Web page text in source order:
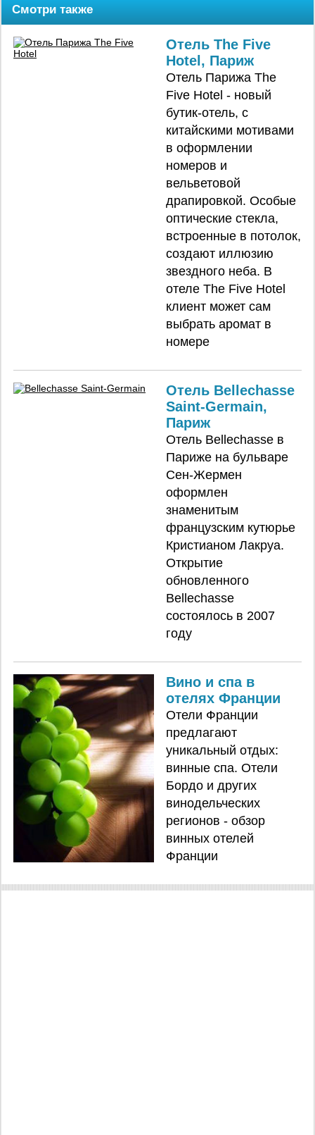
Смотри также
Отель The Five
Hotel, Париж
Отель Парижа The
Five Hotel - новый
бутик-отель, с
китайскими мотивами
в оформлении
номеров и
вельветовой
драпировкой. Особые
оптические стекла,
встроенные в потолок,
создают иллюзию
звездного неба. В
отеле The Five Hotel
клиент может сам
выбрать аромат в
номере
Отель Bellechasse
Saint-Germain,
Париж
Отель Bellechasse в
Париже на бульваре
Сен-Жермен
оформлен
знаменитым
французским кутюрье
Кристианом Лакруа.
Открытие
обновленного
Bellechasse
состоялось в 2007
году
Вино и спа в
отелях Франции
Отели Франции
предлагают
уникальный отдых:
винные спа. Отели
Бордо и других
винодельческих
регионов - обзор
винных отелей
Франции